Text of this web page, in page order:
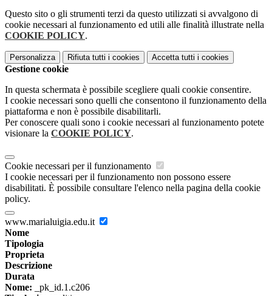
Questo sito o gli strumenti terzi da questo utilizzati si avvalgono di
cookie necessari al funzionamento ed utili alle finalità illustrate nella
COOKIE POLICY.
Personalizza Rifiuta tutti i cookies Accetta tutti i cookies
Gestione cookie
In questa schermata è possibile scegliere quali cookie consentire.
I cookie necessari sono quelli che consentono il funzionamento della
piattaforma e non è possibile disabilitarli.
Per conoscere quali sono i cookie necessari al funzionamento potete
visionare la COOKIE POLICY.
Cookie necessari per il funzionamento
I cookie necessari per il funzionamento non possono essere
disabilitati. È possibile consultare l'elenco nella pagina della cookie
policy.
www.marialuigia.edu.it
Nome
Tipologia
Proprieta
Descrizione
Durata
Nome: _pk_id.1.c206